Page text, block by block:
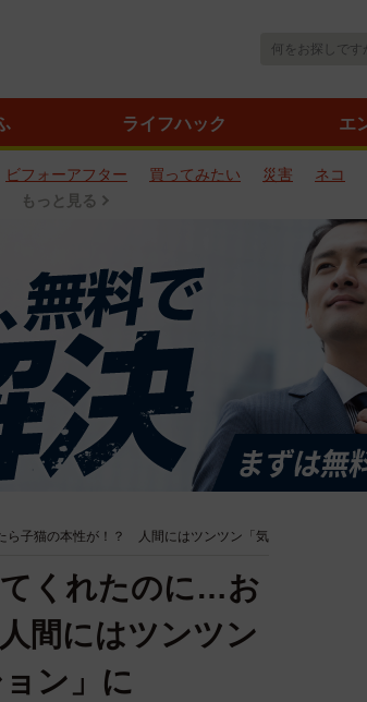
ライフハック エ
ビフォーアフター 買ってみたい 災害 ネコ
もっと見る
ら子猫の本性が！？ 人間にはツンツン「気
くれたのに…お
間にはツンツン
ン」に